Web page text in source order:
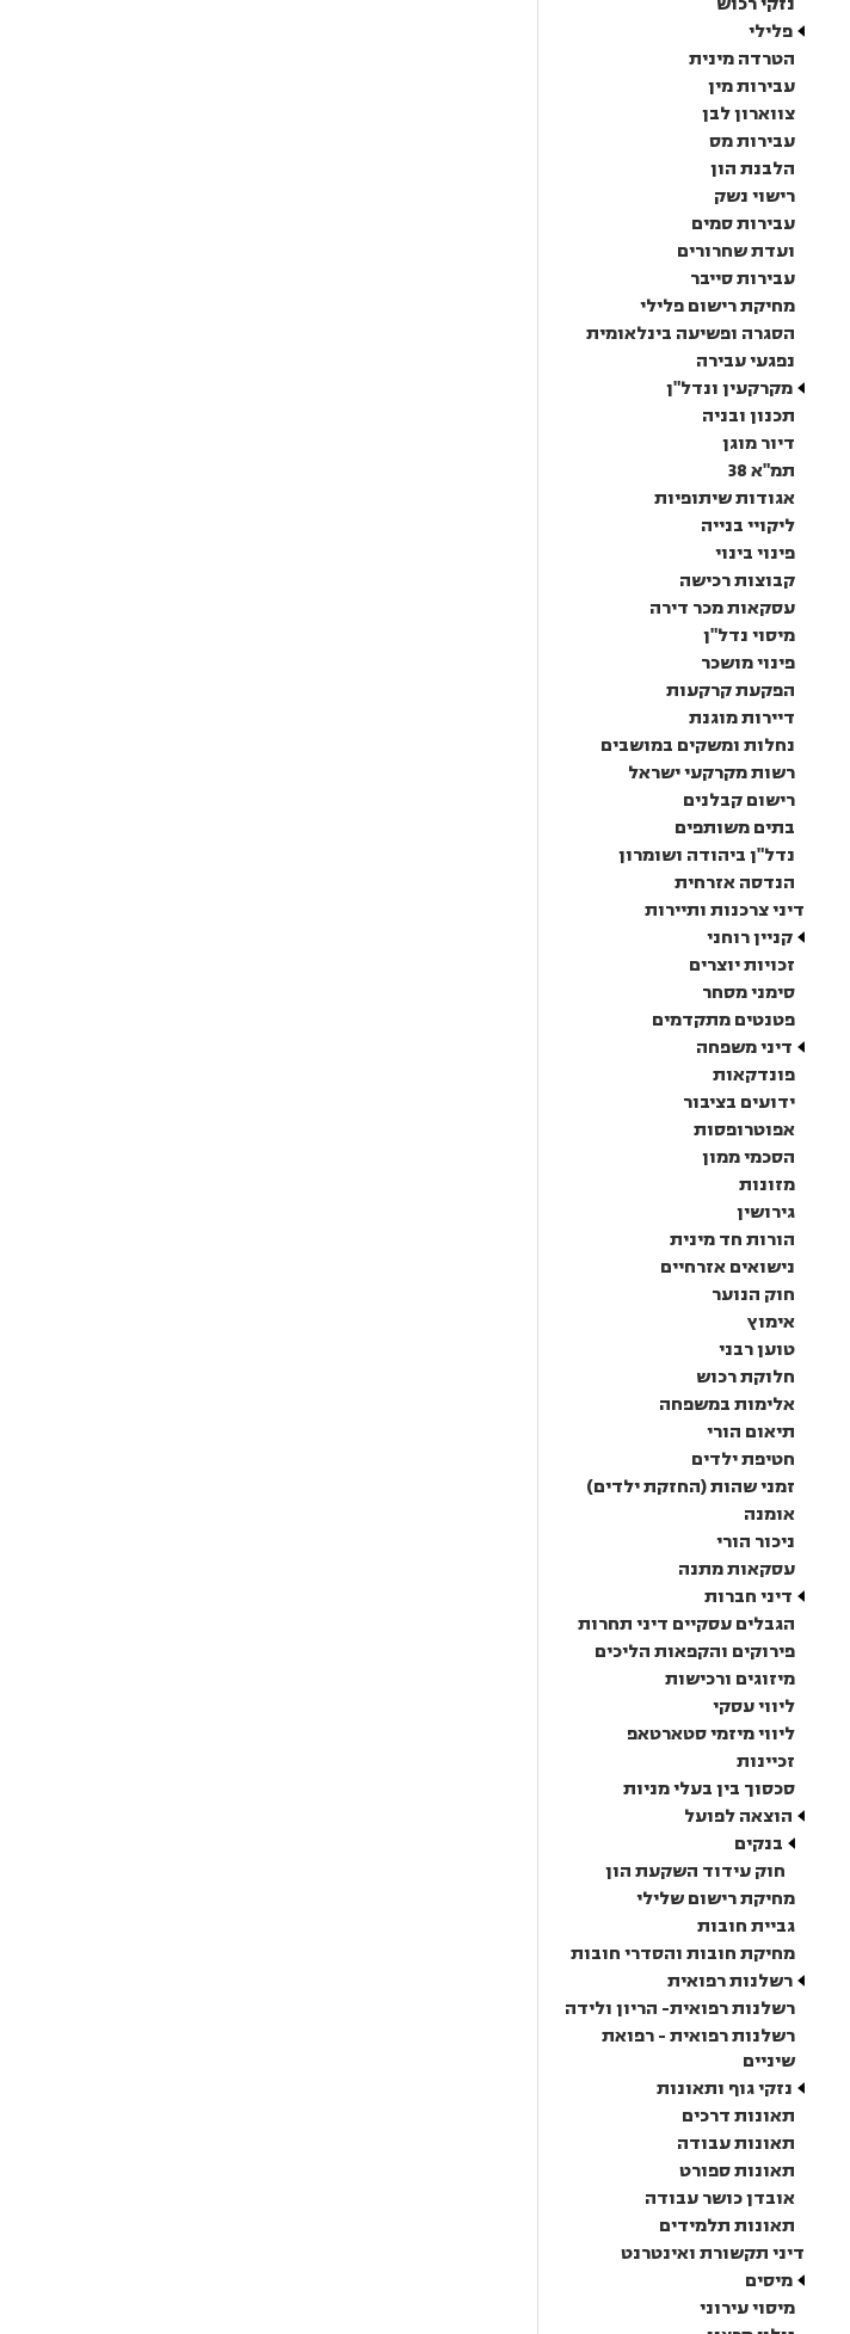
פלילי
הטרדה מינית
עבירות מין
צווארון לבן
עבירות מס
הלבנת הון
רישוי נשק
עבירות סמים
ועדת שחרורים
עבירות סייבר
מחיקת רישום פלילי
הסגרה ופשיעה בינלאומית
נפגעי עבירה
מקרקעין ונדל"ן
תכנון ובניה
דיור מוגן
תמ"א 38
אגודות שיתופיות
ליקויי בנייה
פינוי בינוי
קבוצות רכישה
עסקאות מכר דירה
מיסוי נדל"ן
פינוי מושכר
הפקעת קרקעות
דיירות מוגנת
נחלות ומשקים במושבים
רשות מקרקעי ישראל
רישום קבלנים
בתים משותפים
נדל"ן ביהודה ושומרון
הנדסה אזרחית
דיני צרכנות ותיירות
קניין רוחני
זכויות יוצרים
סימני מסחר
פטנטים מתקדמים
דיני משפחה
פונדקאות
ידועים בציבור
אפוטרופסות
הסכמי ממון
מזונות
גירושין
הורות חד מינית
נישואים אזרחיים
חוק הנוער
אימוץ
טוען רבני
חלוקת רכוש
אלימות במשפחה
תיאום הורי
חטיפת ילדים
זמני שהות (החזקת ילדים)
אומנה
ניכור הורי
עסקאות מתנה
דיני חברות
הגבלים עסקיים דיני תחרות
פירוקים והקפאות הליכים
מיזוגים ורכישות
ליווי עסקי
ליווי מיזמי סטארטאפ
זכיינות
סכסוך בין בעלי מניות
הוצאה לפועל
בנקים
חוק עידוד השקעת הון
מחיקת רישום שלילי
גביית חובות
מחיקת חובות והסדרי חובות
רשלנות רפואית
רשלנות רפואית- הריון ולידה
רשלנות רפואית - רפואת
שיניים
נזקי גוף ותאונות
תאונות דרכים
תאונות עבודה
תאונות ספורט
אובדן כושר עבודה
תאונות תלמידים
דיני תקשורת ואינטרנט
מיסים
מיסוי עירוני